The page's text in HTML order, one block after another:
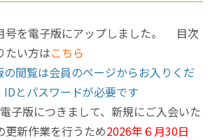
を電子版にアップしました。
目次
たい方はこちら
の閲覧は会員のページからお入りくだ
IDとパスワードが必要です
子版につきまして、新規にご入会いた
更新作業を行うため2026年６月30日